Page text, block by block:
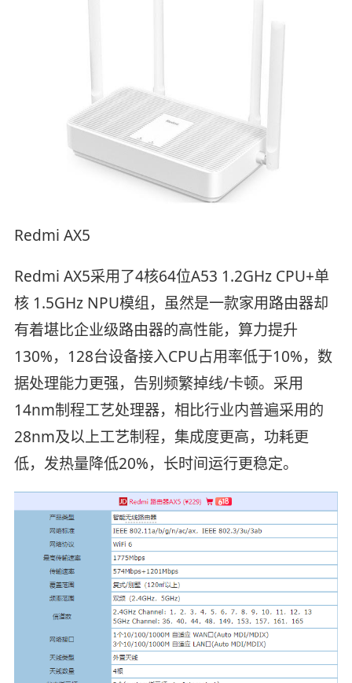
Redmi AX5
Redmi AX5采用了4核64位A53 1.2GHz CPU+单
核 1.5GHz NPU模组，虽然是一款家用路由器却
有着堪比企业级路由器的高性能，算力提升
130%，128台设备接入CPU占用率低于10%，数
据处理能力更强，告别频繁掉线/卡顿。采用
14nm制程工艺处理器，相比行业内普遍采用的
28nm及以上工艺制程，集成度更高，功耗更
低，发热量降低20%，长时间运行更稳定。